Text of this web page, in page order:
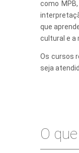
como
que
cultural e a
Os cursos
seja
O